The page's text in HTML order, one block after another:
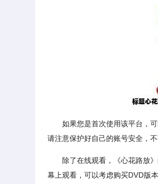
如果您是首次使用该平台，
请注意保护好自己的账号安全，
除了在线观看，《心花路放
幕上观看，可以考虑购买DVD版本